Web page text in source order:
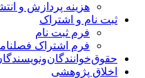
هزینه پردازش و
ثبت نام و اشتراک
فرم ثبت نام
فرم اشتراک فصلنامه
حقوق‌خوانندگان‌و‌نویسندگان
اخلاق پژوهشی